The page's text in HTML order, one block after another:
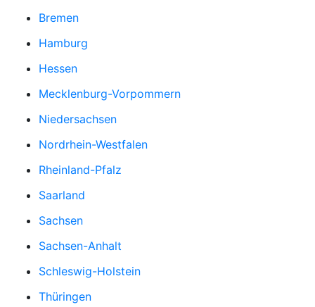
Bremen
Hamburg
Hessen
Mecklenburg-Vorpommern
Niedersachsen
Nordrhein-Westfalen
Rheinland-Pfalz
Saarland
Sachsen
Sachsen-Anhalt
Schleswig-Holstein
Thüringen